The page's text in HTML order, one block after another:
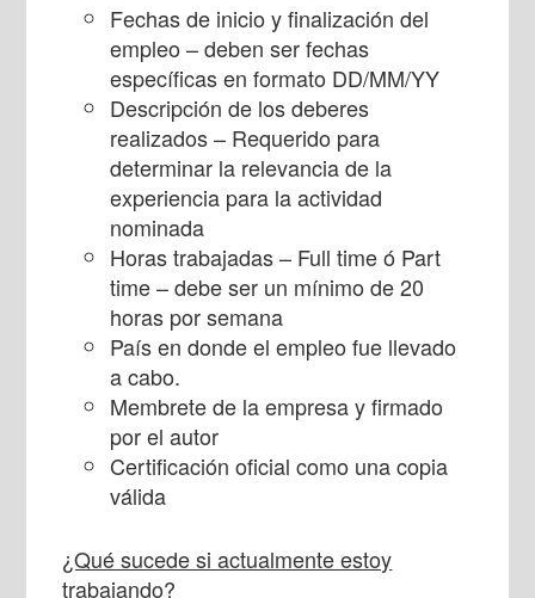
Fechas de inicio y finalización del
empleo – deben ser fechas
específicas en formato DD/MM/YY
Descripción de los deberes
realizados – Requerido para
determinar la relevancia de la
experiencia para la actividad
nominada
Horas trabajadas – Full time ó Part
time – debe ser un mínimo de 20
horas por semana
País en donde el empleo fue llevado
a cabo.
Membrete de la empresa y firmado
por el autor
Certificación oficial como una copia
válida
¿Qué sucede si actualmente estoy
trabajando?